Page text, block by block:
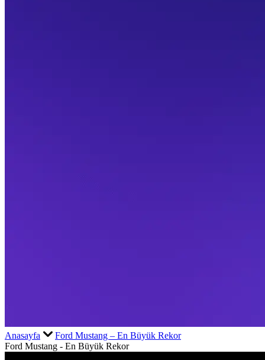
Anasayfa
Ford Mustang – En Büyük Rekor
Ford Mustang - En Büyük Rekor